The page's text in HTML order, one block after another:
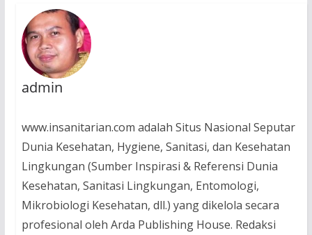
admin
www.insanitarian.com adalah Situs Nasional Seputar
Dunia Kesehatan, Hygiene, Sanitasi, dan Kesehatan
Lingkungan (Sumber Inspirasi & Referensi Dunia
Kesehatan, Sanitasi Lingkungan, Entomologi,
Mikrobiologi Kesehatan, dll.) yang dikelola secara
profesional oleh Arda Publishing House. Redaksi